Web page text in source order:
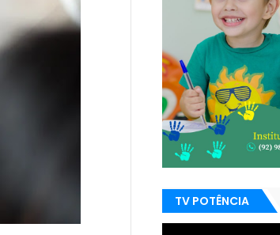
TV POTÊNCIA